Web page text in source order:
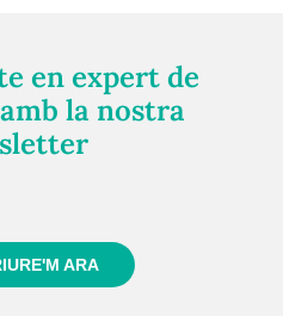
en expert de
la nostra
ARA